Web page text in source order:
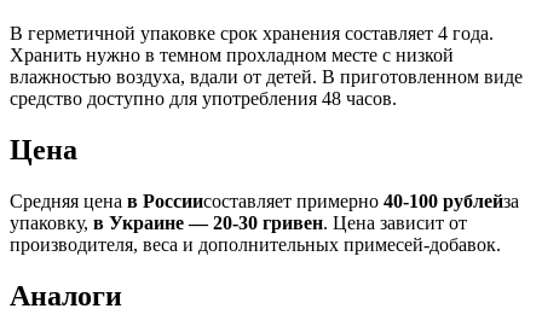
В герметичной упаковке срок хранения составляет 4 года.
Хранить нужно в темном прохладном месте с низкой
влажностью воздуха, вдали от детей. В приготовленном виде
средство доступно для употребления 48 часов.
Цена
Средняя цена в Россиисоставляет примерно 40-100 рублейза
упаковку, в Украине — 20-30 гривен. Цена зависит от
производителя, веса и дополнительных примесей-добавок.
Аналоги